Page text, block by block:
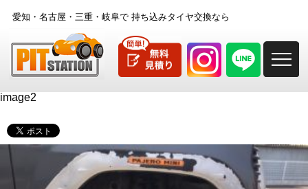
愛知・名古屋・三重・岐阜で持ち込みタイヤ交換なら
image2